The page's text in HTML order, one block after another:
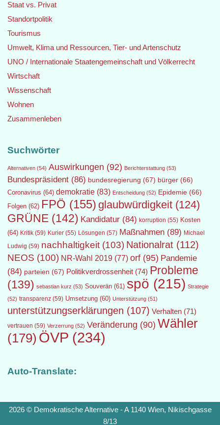
Staat vs. Privat
Standortpolitik
Tourismus
Umwelt, Klima und Ressourcen, Tier- und Artenschutz
UNO / Internationale Staatengemeinschaft und Völkerrecht
Wirtschaft
Wissenschaft
Wohnen
Zusammenleben
Suchwörter
Alternativen (54) Auswirkungen (92) Berichterstattung (53)
Bundespräsident (86) bundesregierung (67) bürger (66)
Coronavirus (64) demokratie (83) Entscheidung (52) Epidemie (66)
Folgen (62) FPÖ (155) glaubwürdigkeit (124)
GRÜNE (142) Kandidatur (84) korruption (55) Kosten
(64) Kritik (59) Kurier (55) Lösungen (57) Maßnahmen (89) Michael
Ludwig (59) nachhaltigkeit (103) Nationalrat (112)
NEOS (100) NR-Wahl 2019 (77) orf (95) Pandemie
(84) parteien (67) Politikverdrossenheit (74) Probleme
(139) sebastian kurz (53) Souverän (61) spö (215) Strategie
(52) transparenz (59) Umsetzung (60) Unterstützung (51)
unterstützungserklärungen (107) Verhalten (71)
vertrauen (59) Verzerrung (52) Veränderung (90) Wähler
(179) ÖVP (234)
Auto-Translate:
2026 © Demokratische Alternative - A 1140 Wien, Nikischgasse
8/13